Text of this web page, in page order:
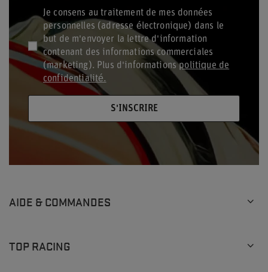
Je consens au traitement de mes données
personnelles (adresse électronique) dans le
but de m'envoyer la lettre d'information
contenant des informations commerciales
(marketing). Plus d'informationspolitique de
confidentialité.
S'INSCRIRE
AIDE & COMMANDES
TOP RACING